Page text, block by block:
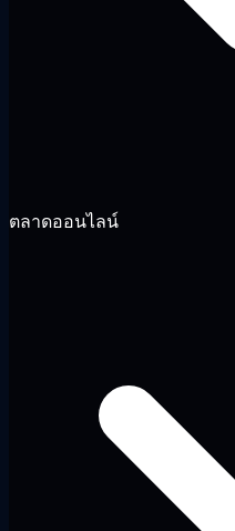
ตลาดออนไลน์